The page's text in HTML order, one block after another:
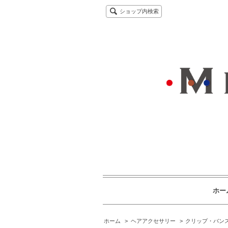
ショップ内検索
ホー
ホーム > ヘアアクセサリー > クリップ・バン